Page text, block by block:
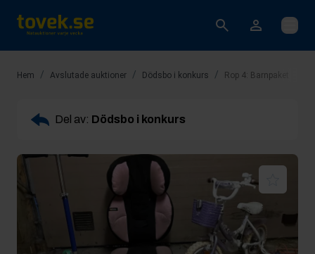
Öppna
Hem / Avslutade auktioner / Dödsbo i konkurs / Rop 4: Barnpaket
Del av: Dödsbo i konkurs